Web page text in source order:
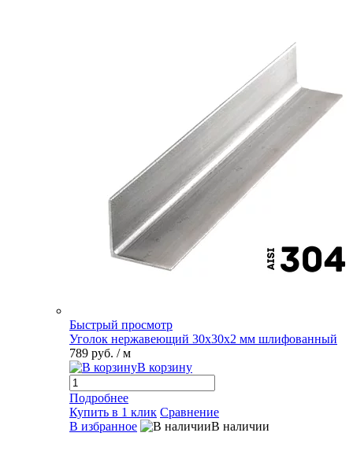
Быстрый просмотр
Уголок нержавеющий 30х30х2 мм шлифованный
789 руб. / м
В корзину
Подробнее
Купить в 1 клик Сравнение
В избранное
В наличии